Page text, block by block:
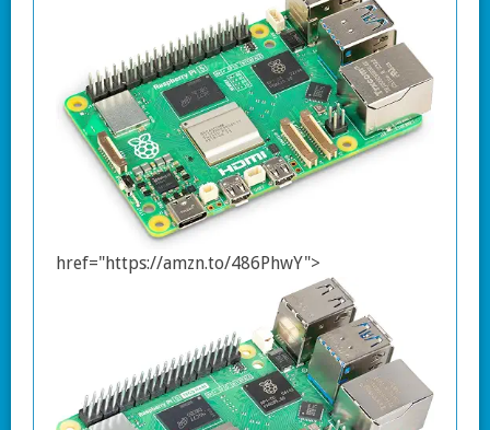
href="https://amzn.to/486PhwY">